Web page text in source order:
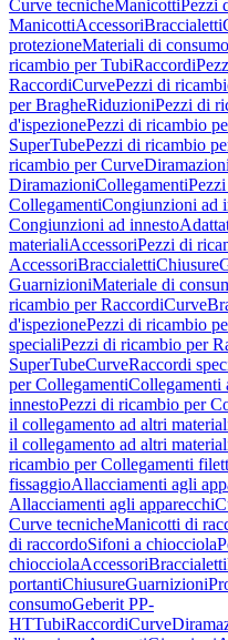
Curve tecnicheManicottiPezzi
ManicottiAccessoriBraccialetti
protezioneMateriali di consumo
ricambio per TubiRaccordi
RaccordiCurvePezzi di
per BragheRiduzioniPezzi di
d'ispezionePezzi di ricambio
SuperTubePezzi di ricambio
ricambio per CurveDiramazioni
DiramazioniCollegamenti
CollegamentiCongiunzioni ad
Congiunzioni ad innesto
materialiAccessoriPezzi di
AccessoriBraccialettiChiusure
GuarnizioniMateriale di
ricambio per RaccordiCurve
d'ispezionePezzi di ricambio
specialiPezzi di ricambio per
SuperTubeCurveRaccordi
per CollegamentiCollegamenti
innestoPezzi di ricambio per
il collegamento ad altri
il collegamento ad altri
ricambio per Collegamenti
fissaggioAllacciamenti agli
Allacciamenti agli apparecchi
Curve tecnicheManicotti di
di raccordoSifoni a chiocciola
chiocciolaAccessoriBraccialetti
portantiChiusureGuarnizioni
consumoGeberit PP-
HTTubiRaccordiCurve